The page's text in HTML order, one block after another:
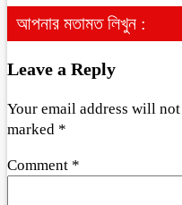
আপনার মতামত লিখুন :
Leave a Reply
Your email address will
marked *
Comment *